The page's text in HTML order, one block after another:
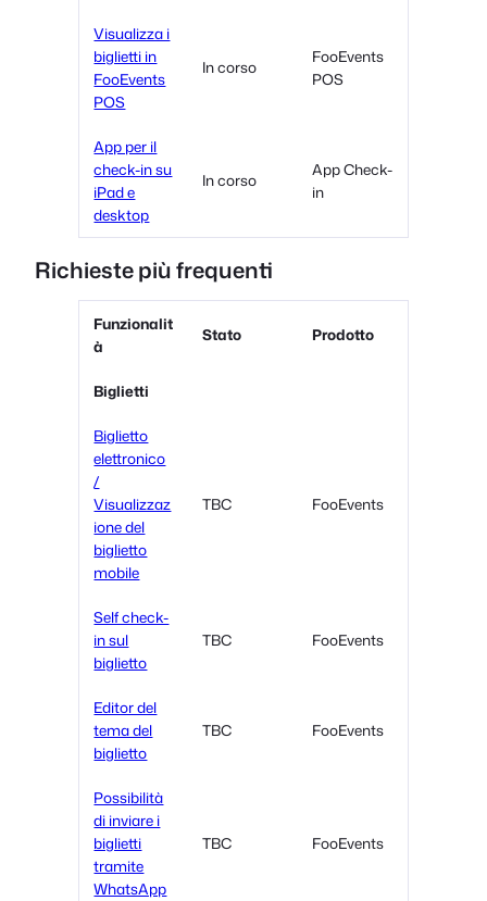
Visualizza i
biglietti in
FooEvents
POS
In corso
FooEvents
POS
App per il
check-in su
iPad e
desktop
In corso
App Check-
in
Richieste più frequenti
Funzionalit
à
Stato Prodotto
Biglietti
Biglietto
elettronico
/
Visualizzaz
ione del
biglietto
mobile
TBC FooEvents
Self check-
in sul
biglietto
TBC FooEvents
Editor del
tema del
biglietto
TBC FooEvents
Possibilità
di inviare i
biglietti
tramite
WhatsApp
TBC FooEvents